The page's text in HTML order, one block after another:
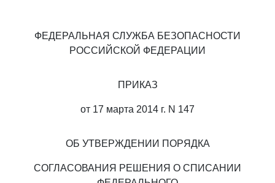
ФЕДЕРАЛЬНАЯ СЛУЖБА БЕЗОПАСНОСТИ
РОССИЙСКОЙ ФЕДЕРАЦИИ
ПРИКАЗ
от 17 марта 2014 г. N 147
ОБ УТВЕРЖДЕНИИ ПОРЯДКА
СОГЛАСОВАНИЯ РЕШЕНИЯ О СПИСАНИИ